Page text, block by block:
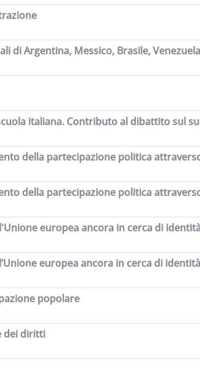
di Argentina, Messico, Brasile, Venezuela
italiana. Contributo al dibattito sul
della partecipazione politica
della partecipazione politica
europea ancora in cerca di
europea ancora in cerca di identità
popolare
dei diritti